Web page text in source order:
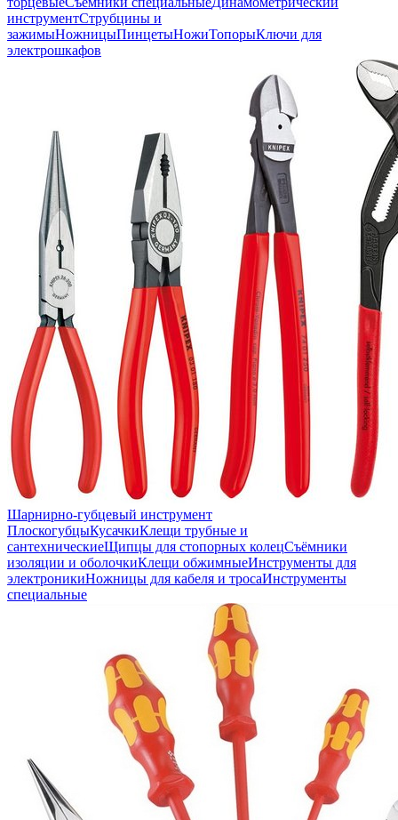
инструментСтрубцины и
зажимыНожницыПинцетыНожиТопорыКлючи для
электрошкафов
Шарнирно-губцевый инструмент
ПлоскогубцыКусачкиКлещи трубные и
сантехническиеЩипцы для стопорных колецСъёмники
изоляции и оболочкиКлещи обжимныеИнструменты для
электроникиНожницы для кабеля и тросаИнструменты
специальные